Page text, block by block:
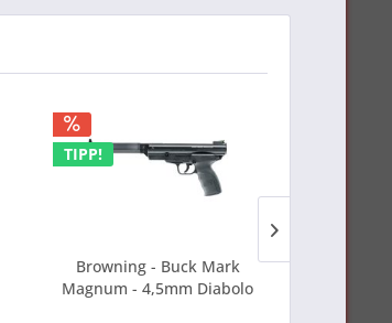
TIPP!
Browning - Buck Mark
Magnum - 4,5mm Diabolo